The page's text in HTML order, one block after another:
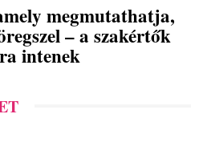
megmutathatja,
– a szakértők
intenek